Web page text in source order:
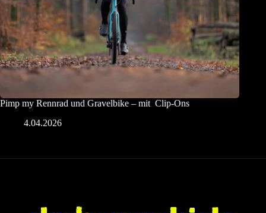
Pimp my Rennrad und Gravelbike – mit Clip-Ons
4.04.2026